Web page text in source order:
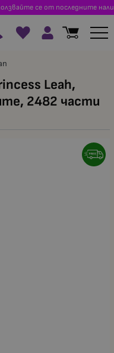
се от последните
Leah,
2482 части